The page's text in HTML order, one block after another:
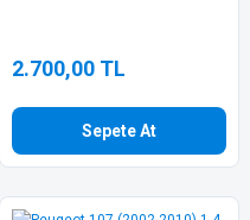
2.700,00 TL
Sepete At